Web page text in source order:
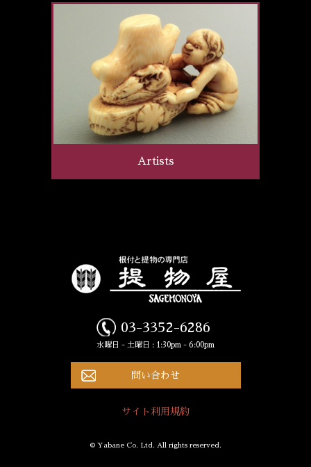
Artists
03-3352-6286
水曜日 - 土曜日 : 1:30pm - 6:00pm
問い合わせ
サイト利用規約
© Yabane Co. Ltd. All rights reserved.